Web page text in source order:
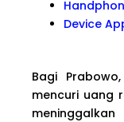
Device
Bagi
mencuri uang